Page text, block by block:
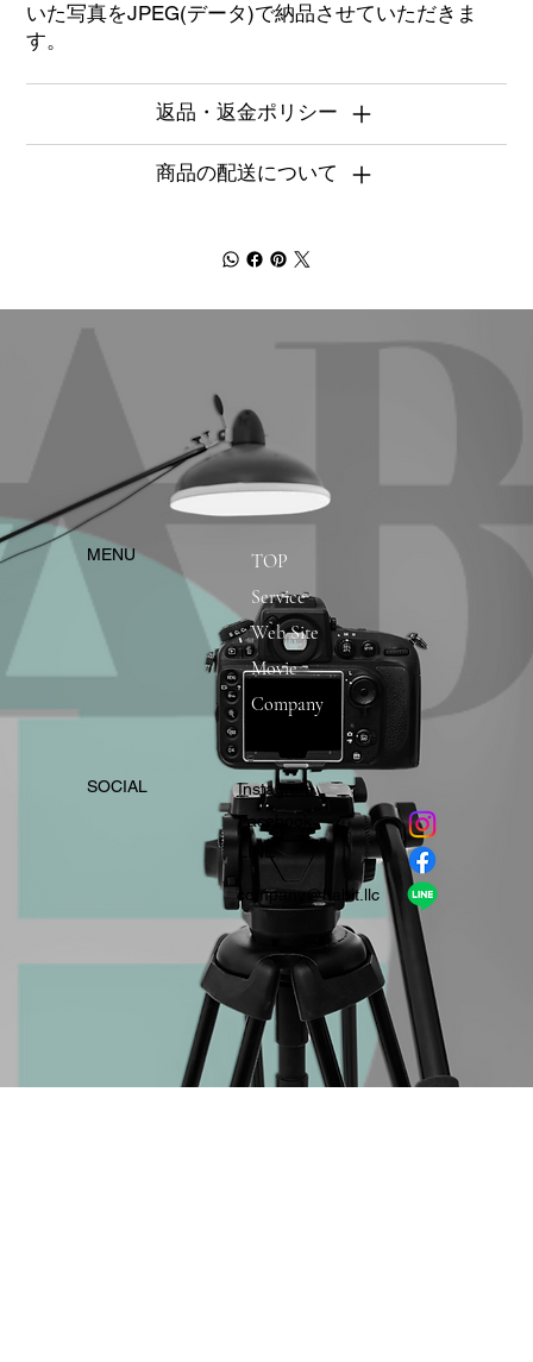
いた写真をJPEG(データ)で納品させていただきま
す。
返品・返金ポリシー
商品の配送について
​MENU
TOP
Service
Web Site
Movie
Company
​SOCIAL
Instagram
​Facebook
company＠habit.llc